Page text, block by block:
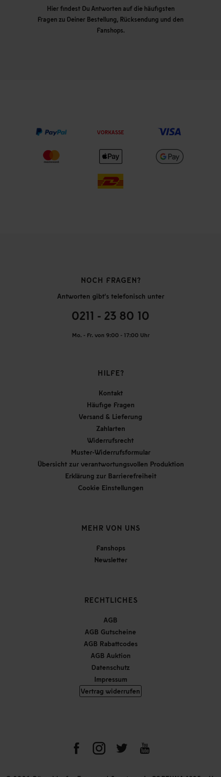
Hier findest Du Antworten auf die häufigsten
Fragen zu Deiner Bestellung, Rücksendung und den
Fanshops.
VORKASSE
NOCH FRAGEN?
Antworten gibt's telefonisch unter
0211 - 23 80 10
Mo. - Fr. von 9:00 - 17:00 Uhr
HILFE?
Kontakt
Häufige Fragen
Versand & Lieferung
Zahlarten
Widerrufsrecht
Muster-Widerrufsformular
Übersicht zur verantwortungsvollen Produktion
Erklärung zur Barrierefreiheit
Cookie Einstellungen
MEHR VON UNS
Fanshops
Newsletter
RECHTLICHES
AGB
AGB Gutscheine
AGB Rabattcodes
AGB Auktion
Datenschutz
Impressum
Vertrag widerrufen